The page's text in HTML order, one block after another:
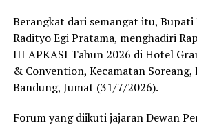
“Akhir Agustus ini insyaAllah e-
launching, karena ini salah satu
salah satu upaya kita untuk
daerah,” tandasnya. (*)
Facebook Comments Box
Berangkat dari semangat itu, Bupati
Radityo Egi Pratama, menghadiri
III APKASI Tahun 2026 di Hotel
& Convention, Kecamatan Soreang,
Bandung, Jumat (31/7/2026).
Forum yang diikuti jajaran Dewan